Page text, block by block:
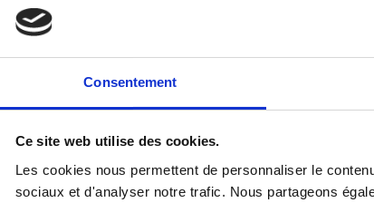
Consentement
Ce site web utilise des cookies.
Les cookies nous permettent de personnaliser le
sociaux et d'analyser notre trafic. Nous partageons